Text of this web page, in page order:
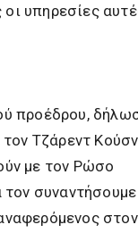
υπηρεσίες
προέδρου,
Τζάρεντ
με τον Ρώσο
τον
στον